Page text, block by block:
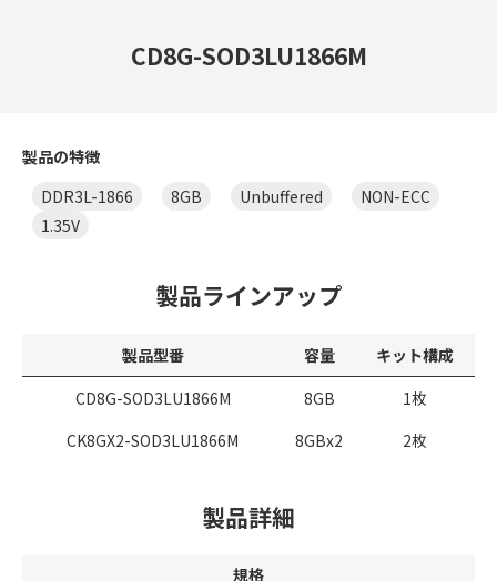
CD8G-SOD3LU1866M
製品の特徴
DDR3L-1866
8GB Unbuffered
NON-ECC
1.35V
製品ラインアップ
製品型番 容量
キット構成
CD8G-SOD3LU1866M
8GB
1枚
CK8GX2-SOD3LU1866M
8GBx2 2枚
製品詳細
規格